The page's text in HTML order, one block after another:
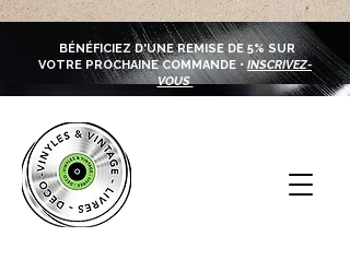
BÉNÉFICIEZ D'UNE REMISE DE 5% SUR
VOTRE PROCHAINE COMMANDE • INSCRIVEZ-
VOUS